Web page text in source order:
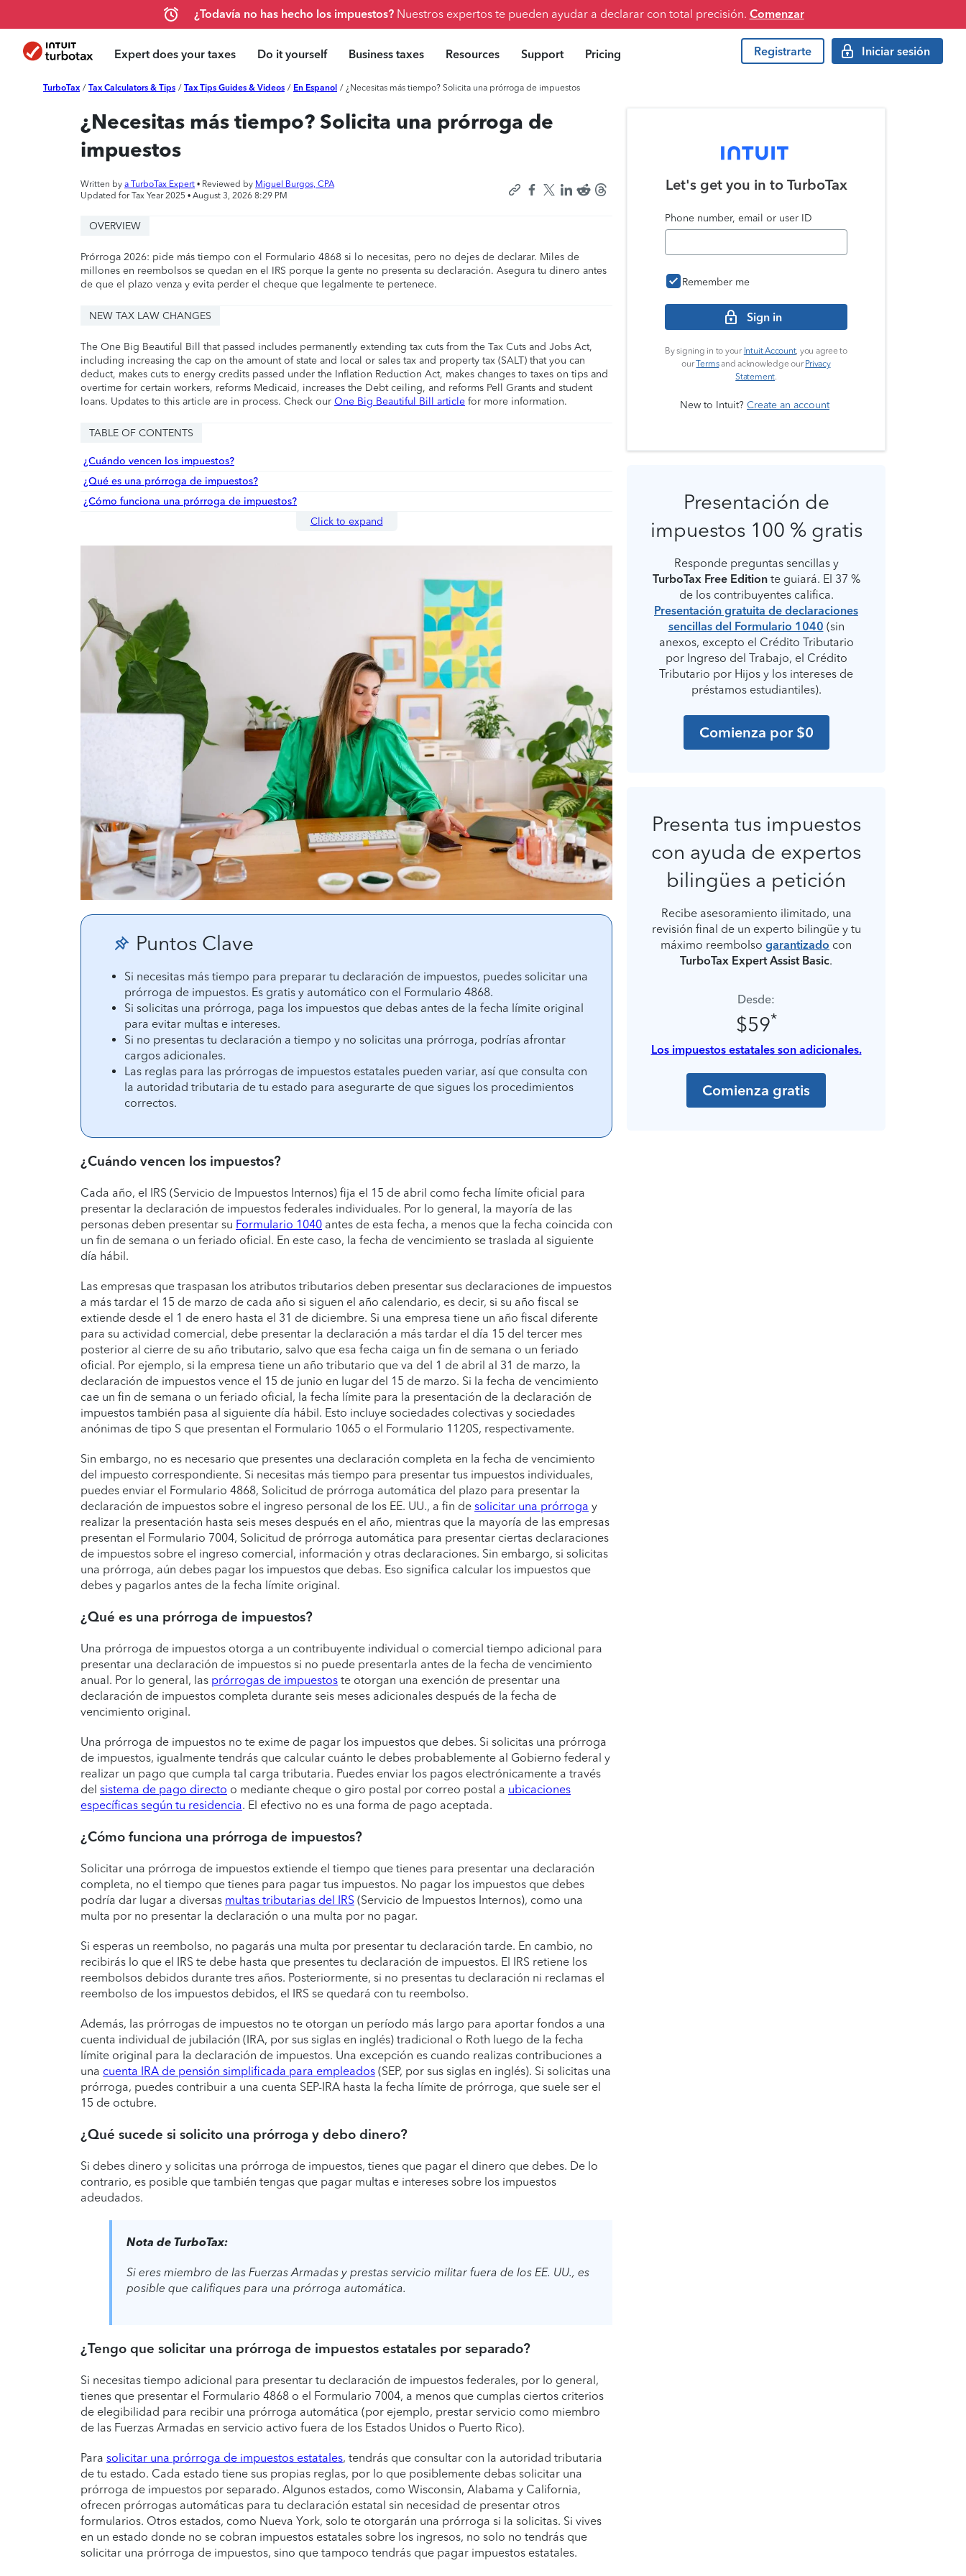
¿Todavía no has hecho los impuestos? Nuestros expertos te pueden ayudar a declarar con total precisión. Comenzar
Expert does your taxes Do it yourself Business taxes Resources Support Pricing Registrarte Iniciar sesión
TurboTax / Tax Calculators & Tips / Tax Tips Guides & Videos / En Espanol / ¿Necesitas más tiempo? Solicita una prórroga de impuestos
¿Necesitas más tiempo? Solicita una prórroga de
impuestos
Written by a TurboTax Expert • Reviewed by Miguel Burgos, CPA
Updated for Tax Year 2025 • August 3, 2026 8:29 PM
OVERVIEW
Prórroga 2026: pide más tiempo con el Formulario 4868 si lo necesitas, pero no dejes de declarar. Miles de
millones en reembolsos se quedan en el IRS porque la gente no presenta su declaración. Asegura tu dinero antes
de que el plazo venza y evita perder el cheque que legalmente te pertenece.
NEW TAX LAW CHANGES
The One Big Beautiful Bill that passed includes permanently extending tax cuts from the Tax Cuts and Jobs Act,
including increasing the cap on the amount of state and local or sales tax and property tax (SALT) that you can
deduct, makes cuts to energy credits passed under the Inflation Reduction Act, makes changes to taxes on tips and
overtime for certain workers, reforms Medicaid, increases the Debt ceiling, and reforms Pell Grants and student
loans. Updates to this article are in process. Check our One Big Beautiful Bill article for more information.
TABLE OF CONTENTS
¿Cuándo vencen los impuestos?
¿Qué es una prórroga de impuestos?
¿Cómo funciona una prórroga de impuestos?
Click to expand
Puntos Clave
Si necesitas más tiempo para preparar tu declaración de impuestos, puedes solicitar una
prórroga de impuestos. Es gratis y automático con el Formulario 4868.
Si solicitas una prórroga, paga los impuestos que debas antes de la fecha límite original
para evitar multas e intereses.
Si no presentas tu declaración a tiempo y no solicitas una prórroga, podrías afrontar
cargos adicionales.
Las reglas para las prórrogas de impuestos estatales pueden variar, así que consulta con
la autoridad tributaria de tu estado para asegurarte de que sigues los procedimientos
correctos.
¿Cuándo vencen los impuestos?
Cada año, el IRS (Servicio de Impuestos Internos) fija el 15 de abril como fecha límite oficial para
presentar la declaración de impuestos federales individuales. Por lo general, la mayoría de las
personas deben presentar su Formulario 1040 antes de esta fecha, a menos que la fecha coincida con
un fin de semana o un feriado oficial. En este caso, la fecha de vencimiento se traslada al siguiente
día hábil.
Las empresas que traspasan los atributos tributarios deben presentar sus declaraciones de impuestos
a más tardar el 15 de marzo de cada año si siguen el año calendario, es decir, si su año fiscal se
extiende desde el 1 de enero hasta el 31 de diciembre. Si una empresa tiene un año fiscal diferente
para su actividad comercial, debe presentar la declaración a más tardar el día 15 del tercer mes
posterior al cierre de su año tributario, salvo que esa fecha caiga un fin de semana o un feriado
oficial. Por ejemplo, si la empresa tiene un año tributario que va del 1 de abril al 31 de marzo, la
declaración de impuestos vence el 15 de junio en lugar del 15 de marzo. Si la fecha de vencimiento
cae un fin de semana o un feriado oficial, la fecha límite para la presentación de la declaración de
impuestos también pasa al siguiente día hábil. Esto incluye sociedades colectivas y sociedades
anónimas de tipo S que presentan el Formulario 1065 o el Formulario 1120S, respectivamente.
Sin embargo, no es necesario que presentes una declaración completa en la fecha de vencimiento
del impuesto correspondiente. Si necesitas más tiempo para presentar tus impuestos individuales,
puedes enviar el Formulario 4868, Solicitud de prórroga automática del plazo para presentar la
declaración de impuestos sobre el ingreso personal de los EE. UU., a fin de solicitar una prórroga y
realizar la presentación hasta seis meses después en el año, mientras que la mayoría de las empresas
presentan el Formulario 7004, Solicitud de prórroga automática para presentar ciertas declaraciones
de impuestos sobre el ingreso comercial, información y otras declaraciones. Sin embargo, si solicitas
una prórroga, aún debes pagar los impuestos que debas. Eso significa calcular los impuestos que
debes y pagarlos antes de la fecha límite original.
¿Qué es una prórroga de impuestos?
Una prórroga de impuestos otorga a un contribuyente individual o comercial tiempo adicional para
presentar una declaración de impuestos si no puede presentarla antes de la fecha de vencimiento
anual. Por lo general, las prórrogas de impuestos te otorgan una exención de presentar una
declaración de impuestos completa durante seis meses adicionales después de la fecha de
vencimiento original.
Una prórroga de impuestos no te exime de pagar los impuestos que debes. Si solicitas una prórroga
de impuestos, igualmente tendrás que calcular cuánto le debes probablemente al Gobierno federal y
realizar un pago que cumpla tal carga tributaria. Puedes enviar los pagos electrónicamente a través
del sistema de pago directo o mediante cheque o giro postal por correo postal a ubicaciones
específicas según tu residencia. El efectivo no es una forma de pago aceptada.
¿Cómo funciona una prórroga de impuestos?
Solicitar una prórroga de impuestos extiende el tiempo que tienes para presentar una declaración
completa, no el tiempo que tienes para pagar tus impuestos. No pagar los impuestos que debes
podría dar lugar a diversas multas tributarias del IRS (Servicio de Impuestos Internos), como una
multa por no presentar la declaración o una multa por no pagar.
Si esperas un reembolso, no pagarás una multa por presentar tu declaración tarde. En cambio, no
recibirás lo que el IRS te debe hasta que presentes tu declaración de impuestos. El IRS retiene los
reembolsos debidos durante tres años. Posteriormente, si no presentas tu declaración ni reclamas el
reembolso de los impuestos debidos, el IRS se quedará con tu reembolso.
Además, las prórrogas de impuestos no te otorgan un período más largo para aportar fondos a una
cuenta individual de jubilación (IRA, por sus siglas en inglés) tradicional o Roth luego de la fecha
límite original para la declaración de impuestos. Una excepción es cuando realizas contribuciones a
una cuenta IRA de pensión simplificada para empleados (SEP, por sus siglas en inglés). Si solicitas una
prórroga, puedes contribuir a una cuenta SEP-IRA hasta la fecha límite de prórroga, que suele ser el
15 de octubre.
¿Qué sucede si solicito una prórroga y debo dinero?
Si debes dinero y solicitas una prórroga de impuestos, tienes que pagar el dinero que debes. De lo
contrario, es posible que también tengas que pagar multas e intereses sobre los impuestos
adeudados.
Nota de TurboTax:
Si eres miembro de las Fuerzas Armadas y prestas servicio militar fuera de los EE. UU., es
posible que califiques para una prórroga automática.
¿Tengo que solicitar una prórroga de impuestos estatales por separado?
Si necesitas tiempo adicional para presentar tu declaración de impuestos federales, por lo general,
tienes que presentar el Formulario 4868 o el Formulario 7004, a menos que cumplas ciertos criterios
de elegibilidad para recibir una prórroga automática (por ejemplo, prestar servicio como miembro
de las Fuerzas Armadas en servicio activo fuera de los Estados Unidos o Puerto Rico).
Para solicitar una prórroga de impuestos estatales, tendrás que consultar con la autoridad tributaria
de tu estado. Cada estado tiene sus propias reglas, por lo que posiblemente debas solicitar una
prórroga de impuestos por separado. Algunos estados, como Wisconsin, Alabama y California,
ofrecen prórrogas automáticas para tu declaración estatal sin necesidad de presentar otros
formularios. Otros estados, como Nueva York, solo te otorgarán una prórroga si la solicitas. Si vives
en un estado donde no se cobran impuestos estatales sobre los ingresos, no solo no tendrás que
solicitar una prórroga de impuestos, sino que tampoco tendrás que pagar impuestos estatales.
Let's get you in to TurboTax
Phone number, email or user ID
Remember me
Sign in
By signing in to your Intuit Account, you agree to
ourTermsand acknowledge our Privacy
Statement.
New to Intuit? Create an account
Presentación de
impuestos 100 % gratis
Responde preguntas sencillas y
TurboTax Free Editionte guiará. El 37 %
de los contribuyentes califica.
Presentación gratuita de declaraciones
sencillas del Formulario 1040 (sin
anexos, excepto el Crédito Tributario
por Ingreso del Trabajo, el Crédito
Tributario por Hijos y los intereses de
préstamos estudiantiles).
Comienza por $0
Presenta tus impuestos
con ayuda de expertos
bilingües a petición
Recibe asesoramiento ilimitado, una
revisión final de un experto bilingüe y tu
máximo reembolso garantizado con
TurboTax Expert Assist Basic.
Desde:
$59*
Los impuestos estatales son adicionales.
Comienza gratis